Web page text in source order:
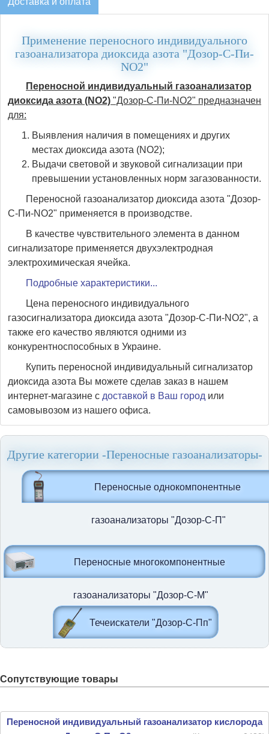
Применение переносного индивидуального
газоанализатора диоксида азота "Дозор-С-Пи-
NO2"
Переносной индивидуальный газоанализатор
диоксида азота (NO2) "Дозор-С-Пи-NO2" предназначен
для:
Выявления наличия в помещениях и других
местах диоксида азота (NO2);
Выдачи световой и звуковой сигнализации при
превышении установленных норм загазованности.
Переносной газоанализатор диоксида азота "Дозор-
С-Пи-NO2" применяется в производстве.
В качестве чувствительного элемента в данном
сигнализаторе применяется двухэлектродная
электрохимическая ячейка.
Подробные характеристики...
Цена переносного индивидуального
газосигнализатора диоксида азота "Дозор-С-Пи-NO2", а
также его качество являются одними из
конкурентноспособных в Украине.
Купить переносной индивидуальный сигнализатор
диоксида азота Вы можете сделав заказ в нашем
интернет-магазине с доставкой в Ваш город или
самовывозом из нашего офиса.
Другие категории -Переносные газоанализаторы-
Переносные однокомпонентные
газоанализаторы "Дозор-С-П"
Переносные многокомпонентные
газоанализаторы "Дозор-С-М"
Течеискатели "Дозор-С-Пп"
Сопутствующие товары
Переносной индивидуальный газоанализатор кислорода